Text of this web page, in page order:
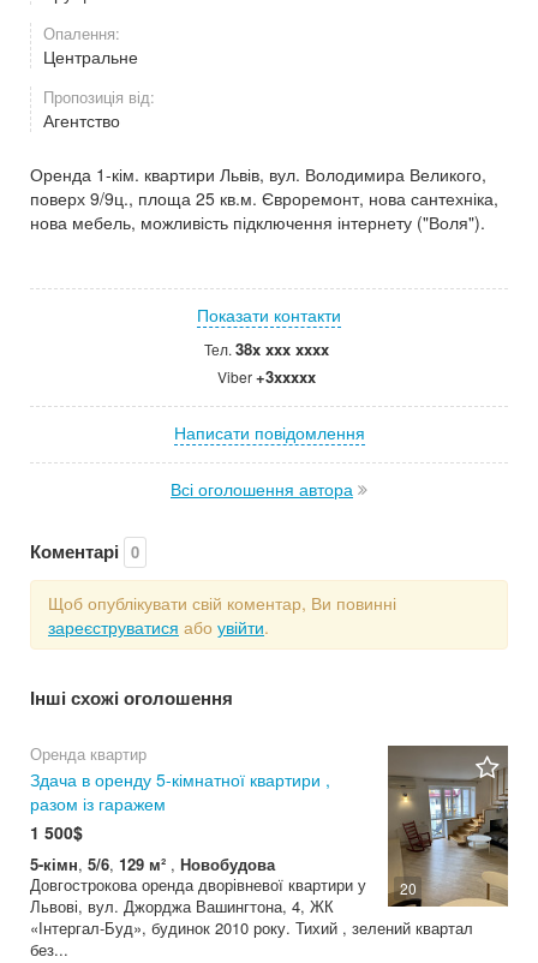
Опалення:
Центральне
Пропозиція від:
Агентство
Оренда 1-кім. квартири Львів, вул. Володимира Великого,
поверх 9/9ц., площа 25 кв.м. Євроремонт, нова сантехніка,
нова мебель, можливість підключення інтернету ("Воля").
Показати контакти
Тел.38x xxx xxxx
Viber+3xxxxx
Написати повідомлення
Всі оголошення автора
Коментарі 0
Щоб опублікувати свій коментар, Ви повинні
зареєструватися або увійти.
Інші схожі оголошення
20
Оренда квартир
Здача в оренду 5-кімнатної квартири ,
разом із гаражем
1 500$
5-кімн, 5/6, 129 м² , Новобудова
Довгострокова оренда дворівневої квартири у
Львові, вул. Джорджа Вашингтона, 4, ЖК
«Інтергал-Буд», будинок 2010 року. Тихий , зелений квартал
без...